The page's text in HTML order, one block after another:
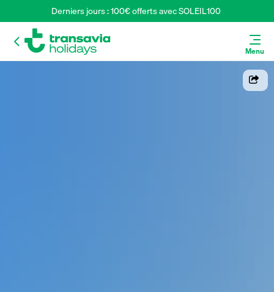
Derniers jours : 100€ offerts avec SOLEIL100
Menu